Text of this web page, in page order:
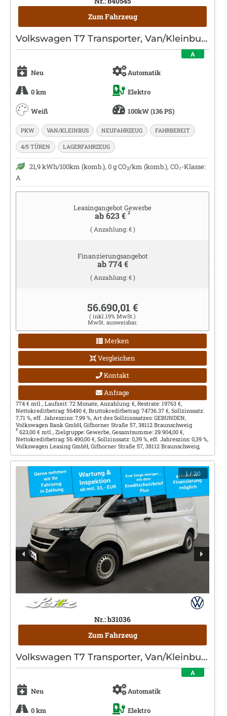
Zum Fahrzeug
Volkswagen T7 Transporter, Van/Kleinbus, Elektro, Automatik, Weiß
Neu Automatik
0 km Elektro
Weiß 100kW (136 PS)
A
PKW VAN/KLEINBUS NEUFAHRZEUG FAHRBEREIT
4/5 TÜREN LAGERFAHRZEUG
21,9 kWh/100km (komb.), 0 g CO2/km (komb.), CO₂-Klasse:
A
Leasingangebot Gewerbe
ab 623 € 2
( Anzahlung: € )
Finanzierungsangebot
ab 774 €
( Anzahlung: € )
56.690,01 €
( inkl.19% MwSt.)
MwSt. ausweisbar.
Merken
Vergleichen
Kontakt
Anfrage
774 € mtl., Laufzeit: 72 Monate, Anzahlung: €, Restrate: 19763 €,
Nettokreditbetrag: 56490 €, Bruttokreditbetrag: 74736.37 €, Sollzinssatz:
7,71 %, eff. Jahreszins: 7,99 %, Art des Sollzinssatzes: GEBUNDEN,
Volkswagen Bank GmbH, Gifhorner Straße 57, 38112 Braunschweig
2 623,00 € mtl., Zielgruppe: Gewerbe, Gesamtsumme: 29.904,00 €,
Nettokreditbetrag: 56.490,00 €, Sollzinssatz: 0,39 %, eff. Jahreszins: 0,39 %,
Volkswagen Leasing GmbH, Gifhorner Straße 57, 38112 Braunschweig,
1/ 20
Nr.: b31036
Zum Fahrzeug
Volkswagen T7 Transporter, Van/Kleinbus, Elektro, Automatik, Weiß
Neu Automatik
0 km Elektro
A